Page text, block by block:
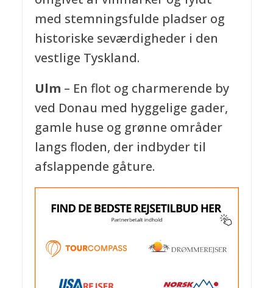
med stemningsfulde pladser og
historiske seværdigheder i den
vestlige Tyskland.
Ulm – En flot og charmerende by
ved Donau med hyggelige gader,
gamle huse og grønne områder
langs floden, der indbyder til
afslappende gåture.